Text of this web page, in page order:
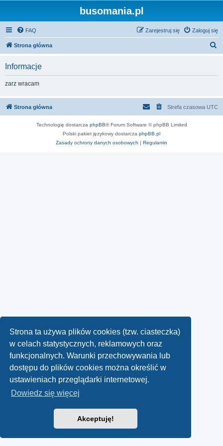
Strona ta używa plików cookies (tzw. ciasteczka)
w celach statystycznych, reklamowych oraz
funkcjonalnych. Warunki przechowywania lub
dostępu do plików cookies można określić w
ustawieniach przeglądarki internetowej.
Dowiedz się więcej
Akceptuję!
busomania.pl
FAQ Zaloguj się
Zarejestruj się
Strona główna
Informacje
zarz wracam
Strona główna Strefa czasowa UTC
Technologię dostarcza phpBB® Forum Software © phpBB Limited
Polski pakiet językowy dostarcza phpBB.pl
Zasady ochrony danych osobowych | Regulamin